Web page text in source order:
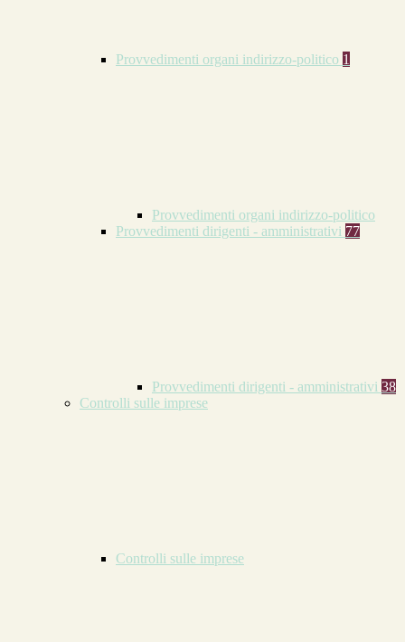
Provvedimenti organi indirizzo-politico 1
Provvedimenti organi indirizzo-politico
Provvedimenti dirigenti - amministrativi 77
Provvedimenti dirigenti - amministrativi 38
Controlli sulle imprese
Controlli sulle imprese